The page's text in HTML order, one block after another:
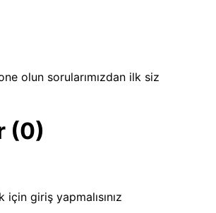
olun sorularımızdan ilk siz
(0)
giriş yapmalısınız